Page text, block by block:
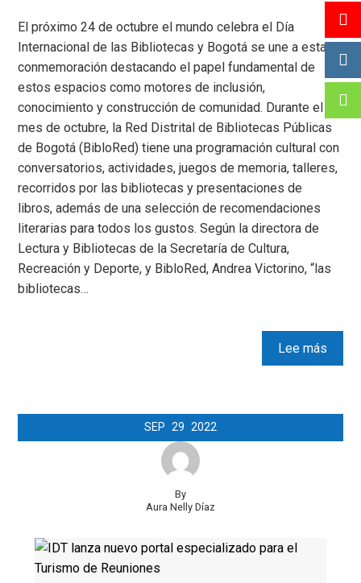
El próximo 24 de octubre el mundo celebra el Día
Internacional de las Bibliotecas y Bogotá se une a esta
conmemoración destacando el papel fundamental de
estos espacios como motores de inclusión,
conocimiento y construcción de comunidad. Durante el
mes de octubre, la Red Distrital de Bibliotecas Públicas
de Bogotá (BibloRed) tiene una programación cultural con
conversatorios, actividades, juegos de memoria, talleres,
recorridos por las bibliotecas y presentaciones de
libros, además de una selección de recomendaciones
literarias para todos los gustos. Según la directora de
Lectura y Bibliotecas de la Secretaría de Cultura,
Recreación y Deporte, y BibloRed, Andrea Victorino, “las
bibliotecas…
Lee más
SEP 29 2022
By
Aura Nelly Díaz